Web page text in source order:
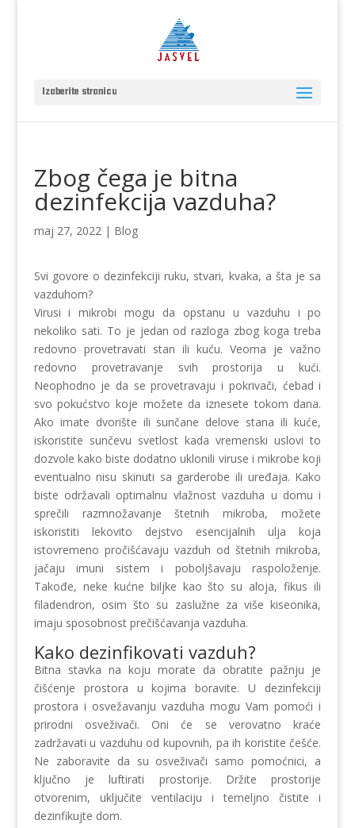
Izaberite stranicu
Zbog čega je bitna
dezinfekcija vazduha?
maj 27, 2022| Blog
Svi govore o dezinfekciji ruku, stvari, kvaka, a šta je sa
vazduhom?
Virusi i mikrobi mogu da opstanu u vazduhu i po
nekoliko sati. To je jedan od razloga zbog koga treba
redovno provetravati stan ili kuću. Veoma je važno
redovno provetravanje svih prostorija u kući.
Neophodno je da se provetravaju i pokrivači, ćebad i
svo pokućstvo koje možete da iznesete tokom dana.
Ako imate dvorište ili sunčane delove stana ili kuće,
iskoristite sunčevu svetlost kada vremenski uslovi to
dozvole kako biste dodatno uklonili viruse i mikrobe koji
eventualno nisu skinuti sa garderobe ili uređaja. Kako
biste održavali optimalnu vlažnost vazduha u domu i
sprečili razmnožavanje štetnih mikroba, možete
iskoristiti lekovito dejstvo esencijalnih ulja koja
istovremeno pročišćavaju vazduh od štetnih mikroba,
jačaju imuni sistem i poboljšavaju raspoloženje.
Takođe, neke kućne biljke kao što su aloja, fikus ili
filadendron, osim što su zaslužne za više kiseonika,
imaju sposobnost prečišćavanja vazduha.
Kako dezinfikovati vazduh?
Bitna stavka na koju morate da obratite pažnju je
čišćenje prostora u kojima boravite. U dezinfekciji
prostora i osvežavanju vazduha mogu Vam pomoći i
prirodni osveživači. Oni će se verovatno kraće
zadržavati u vazduhu od kupovnih, pa ih koristite češće.
Ne zaboravite da su osveživači samo pomoćnici, a
ključno je luftirati prostorije. Držite prostorije
otvorenim, uključite ventilaciju i temeljno čistite i
dezinfikujte dom.